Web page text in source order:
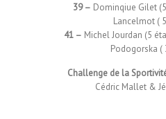
39 – Dominqiue Gilet
Lancelmot (
41 – Michel Jourdan (5
Podogorska (
Challenge de la
Cédric Mallet &